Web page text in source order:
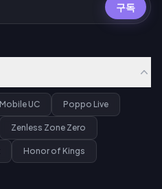
구독
UC Poppo Live
Zenless Zone Zero
Honor of Kings